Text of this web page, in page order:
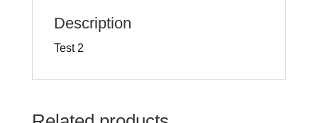
Description
Test 2